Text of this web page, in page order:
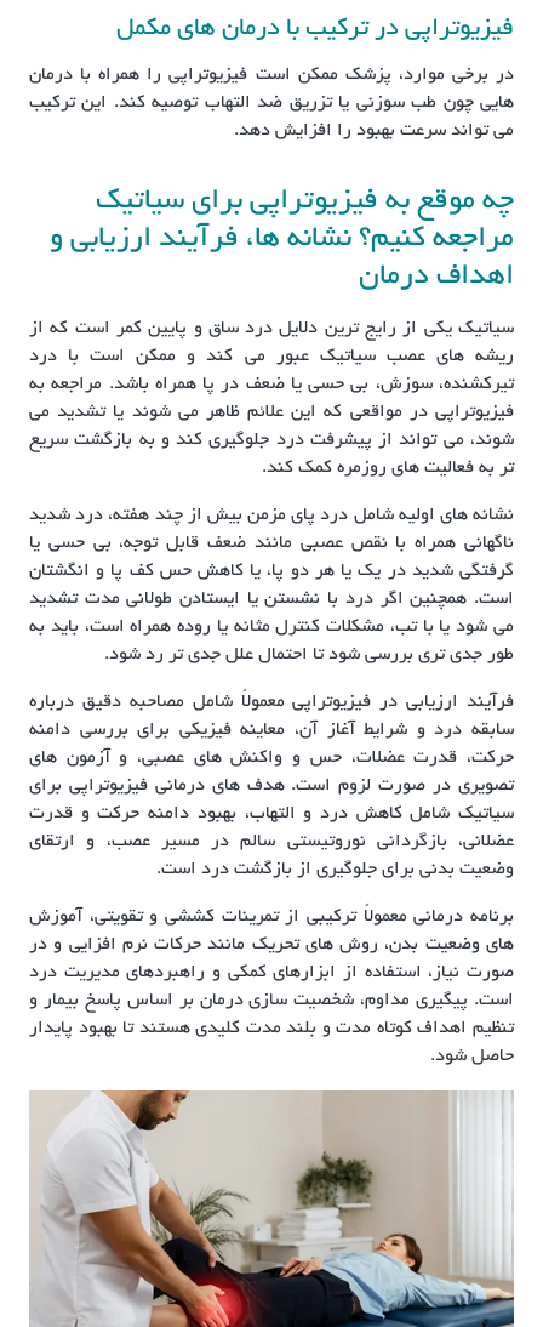
فیزیوتراپی در ترکیب با درمان های مکمل
در برخی موارد، پزشک ممکن است فیزیوتراپی را همراه با درمان
هایی چون طب سوزنی یا تزریق ضد التهاب توصیه کند. این ترکیب
می تواند سرعت بهبود را افزایش دهد.
چه موقع به فیزیوتراپی برای سیاتیک
مراجعه کنیم؟ نشانه ها، فرآیند ارزیابی و
اهداف درمان
سیاتیک یکی از رایج ترین دلایل درد ساق و پایین کمر است که از
ریشه های عصب سیاتیک عبور می کند و ممکن است با درد
تیرکشنده، سوزش، بی حسی یا ضعف در پا همراه باشد. مراجعه به
فیزیوتراپی در مواقعی که این علائم ظاهر می شوند یا تشدید می
شوند، می تواند از پیشرفت درد جلوگیری کند و به بازگشت سریع
تر به فعالیت های روزمره کمک کند.
نشانه های اولیه شامل درد پای مزمن بیش از چند هفته، درد شدید
ناگهانی همراه با نقص عصبی مانند ضعف قابل توجه، بی حسی یا
گرفتگی شدید در یک یا هر دو پا، یا کاهش حس کف پا و انگشتان
است. همچنین اگر درد با نشستن یا ایستادن طولانی مدت تشدید
می شود یا با تب، مشکلات کنترل مثانه یا روده همراه است، باید به
طور جدی تری بررسی شود تا احتمال علل جدی تر رد شود.
فرآیند ارزیابی در فیزیوتراپی معمولاً شامل مصاحبه دقیق درباره
سابقه درد و شرایط آغاز آن، معاینه فیزیکی برای بررسی دامنه
حرکت، قدرت عضلات، حس و واکنش های عصبی، و آزمون های
تصویری در صورت لزوم است. هدف های درمانی فیزیوتراپی برای
سیاتیک شامل کاهش درد و التهاب، بهبود دامنه حرکت و قدرت
عضلانی، بازگردانی نوروتیستی سالم در مسیر عصب، و ارتقای
وضعیت بدنی برای جلوگیری از بازگشت درد است.
برنامه درمانی معمولاً ترکیبی از تمرینات کششی و تقویتی، آموزش
های وضعیت بدن، روش های تحریک مانند حرکات نرم افزایی و در
صورت نیاز، استفاده از ابزارهای کمکی و راهبردهای مدیریت درد
است. پیگیری مداوم، شخصیت سازی درمان بر اساس پاسخ بیمار و
تنظیم اهداف کوتاه مدت و بلند مدت کلیدی هستند تا بهبود پایدار
حاصل شود.